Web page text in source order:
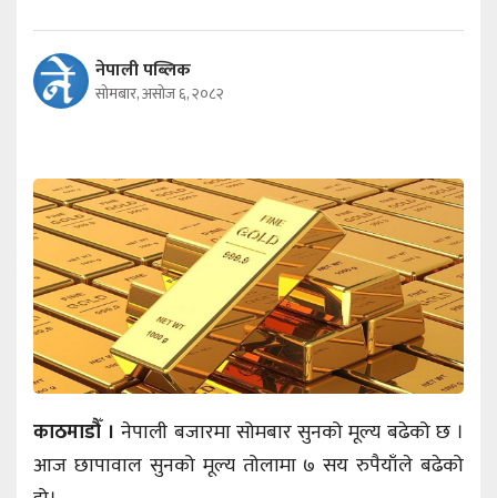
नेपाली पब्लिक
सोमबार, असोज ६, २०८२
काठमाडौँ ।नेपाली बजारमा सोमबार सुनको मूल्य बढेको छ ।
आज छापावाल सुनको मूल्य तोलामा ७ सय रुपैयाँले बढेको